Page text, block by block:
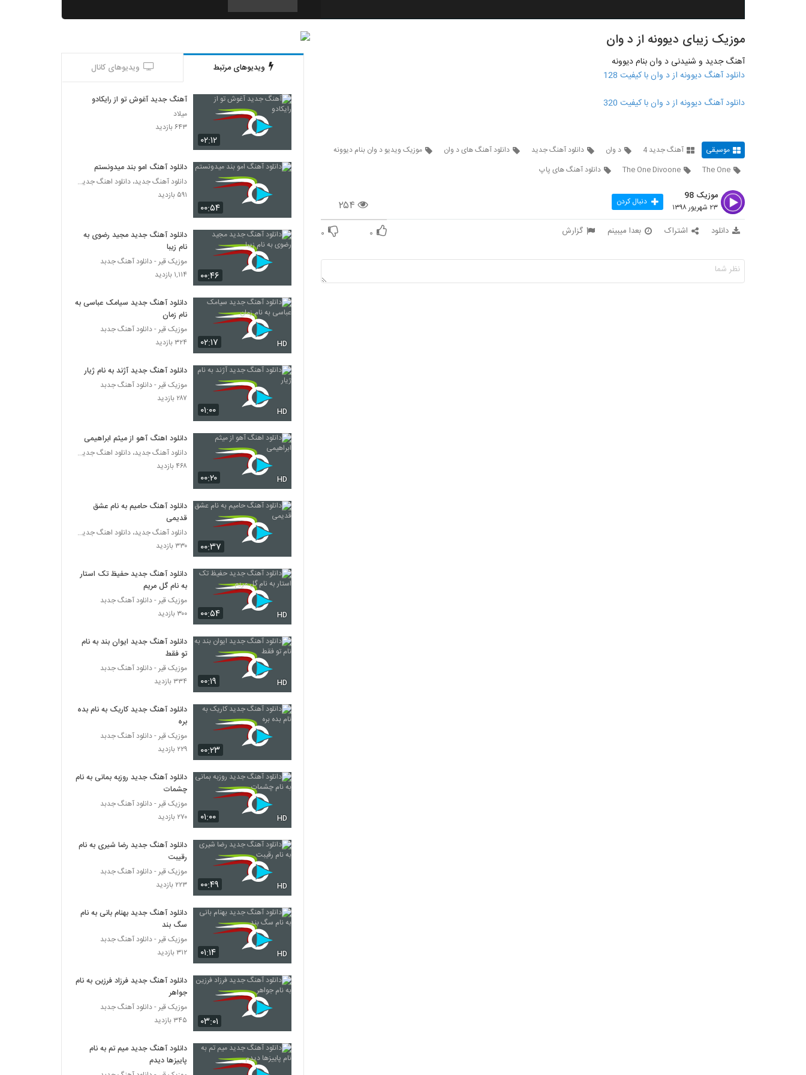
6269
دانلود آهنگ مهاس بعضی وقتا
دانلود آهنگ مهران مرآتی بهش بگو
۲۲۱ بازدید
آهنگ خنده ی تو 2 از مهرداد ساعی(پاپ)
۲۲۴ بازدید
آهنگ سعید متین بنام زخم عشق
۲۶۰ بازدید
Shayan Eshraghi Man Delam Baron
Mikhad
موزیک زیبای عکس تو از سروش حسن پور
mohsen chavoshi Band Baz
۲۸۶ بازدید
سعید بابا آهنگ رومی
دانلود آهنگ قایق شکسته از علیرضا محمدپور
۲۳۸ بازدید
دانلود آهنگ سهیل دفتری خانوم
۳۰۹ بازدید
۲۱۹ بازدید
آهنگ بی رحم از بهنام آزاد(پاپ)
۲۲۴ بازدید
موزیک زیبای احساس خوب از شایان یزدان یار
۲۳۵ بازدید
Ali Sotoode Mesle To Nistam
۲۲۸ بازدید
دانلود آهنگ استرس از وحید بی نیاز
۲۶۴ بازدید
دانلود آهنگ بابا جونو حلقه موهات (Baba
Juno Halghe Moohat)
۲۹۱ بازدید
آهنگ یادگار از احسان رحمانی(پاپ)
۲۳۵ بازدید
موزیک زیبای چه خوب از سعید بزمی پور
۲۸۳ بازدید
Puzzle Band Memorable Podcast 3
دانلود آهنگ شهاب مظفری ستایش (Shahab
Mozaffari Setayesh)
۴۳۸ بازدید
دانلود آهنگ جدید و زیبای امین افتخاری با نام
عاشق ترین
موزیک زیبای دیوونه از د وان
آهنگ جدید و شنیدنی د وان بنام دیوونه
دانلود آهنگ دیوونه از د وان با کیفیت 128
دانلود آهنگ دیوونه از د وان با کیفیت 320
موسیقی آهنگ جدید 4 د وان دانلود آهنگ جدید دانلود آهنگ های د وان
موزیک ویدیو د وان بنام دیوونه
The One
The One Divoone دانلود آهنگ های پاپ
۲۵۴
موزیک 98
۲۳ شهریور ۱۳۹۸ دنبال کردن
دانلود اشتراک بعدا میبینم گزارش ۰ ۰
ویدیوهای مرتبط ویدیوهای کانال
۰۲:۱۲
آهنگ جدید آغوش تو از رایکادو
میلاد
۶۴۳ بازدید
۰۰:۵۴
دانلود آهنگ امو بند میدونستم
دانلود آهنگ جدید، دانلود اهنگ جدید ایرانی
۵۹۱ بازدید
۰۰:۴۶
دانلود آهنگ جدید مجید رضوی به
نام زیبا
موزیک قیر - دانلود آهنگ جدبد
۱,۱۱۴ بازدید
۰۲:۱۷ HD
دانلود آهنگ جدید سیامک عباسی به
نام زمان
موزیک قیر - دانلود آهنگ جدبد
۳۲۴ بازدید
۰۱:۰۰ HD
دانلود آهنگ جدید آژند به نام ژیار
موزیک قیر - دانلود آهنگ جدبد
۲۸۷ بازدید
۰۰:۲۰ HD
دانلود اهنگ آهو از میثم ابراهیمی
دانلود آهنگ جدید، دانلود اهنگ جدید ایرانی
۴۶۸ بازدید
۰۰:۳۷
دانلود آهنگ حامیم به نام عشق
قدیمی
دانلود آهنگ جدید، دانلود اهنگ جدید ایرانی
۳۳۰ بازدید
۰۰:۵۴ HD
دانلود آهنگ جدید حفیظ تک استار
به نام گل مریم
موزیک قیر - دانلود آهنگ جدبد
۳۰۰ بازدید
۰۰:۱۹ HD
دانلود آهنگ جدید ایوان بند به نام
تو فقط
موزیک قیر - دانلود آهنگ جدبد
۳۳۴ بازدید
۰۰:۲۳
دانلود آهنگ جدید کاریک به نام بده
بره
موزیک قیر - دانلود آهنگ جدبد
۲۲۹ بازدید
۰۱:۰۰ HD
دانلود آهنگ جدید روزبه بمانی به نام
چشمات
موزیک قیر - دانلود آهنگ جدبد
۲۷۰ بازدید
۰۰:۴۹ HD
دانلود آهنگ جدید رضا شیری به نام
رقیبت
موزیک قیر - دانلود آهنگ جدبد
۲۲۳ بازدید
۰۱:۱۴ HD
دانلود آهنگ جدید بهنام بانی به نام
سگ بند
موزیک قیر - دانلود آهنگ جدبد
۳۱۲ بازدید
۰۳:۰۱
دانلود آهنگ جدید فرزاد فرزین به نام
جواهر
موزیک قیر - دانلود آهنگ جدبد
۳۴۵ بازدید
دانلود آهنگ جدید میم تم به نام
پاییزها دیدم